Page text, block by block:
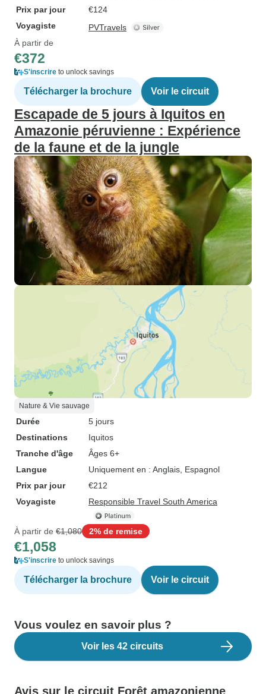
Prix par jour
€124
Voyagiste
PVTravels
À partir de
€372
S'inscrire to unlock savings
Télécharger la brochure Voir le circuit
Escapade de 5 jours à Iquitos en
Amazonie péruvienne : Expérience
de la faune et de la jungle
Nature & Vie sauvage
Durée
5 jours
Destinations
Iquitos
Tranche d'âge
Âges 6+
Langue
Uniquement en : Anglais, Espagnol
Prix par jour
€212
Voyagiste
Responsible Travel South America
À partir de €1,080 2% de remise
€1,058
S'inscrire to unlock savings
Télécharger la brochure Voir le circuit
Vous voulez en savoir plus ?
Voir les 42 circuits
Avis sur le circuit Forêt amazonienne